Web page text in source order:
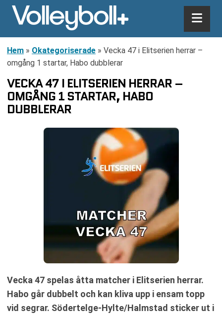
Hem » Okategoriserade » Vecka 47 i Elitserien herrar –
omgång 1 startar, Habo dubblerar
VECKA 47 I ELITSERIEN HERRAR –
OMGÅNG 1 STARTAR, HABO
DUBBLERAR
Vecka 47 spelas åtta matcher i Elitserien herrar.
Habo går dubbelt och kan kliva upp i ensam topp
vid segrar. Södertelge-Hylte/Halmstad sticker ut i